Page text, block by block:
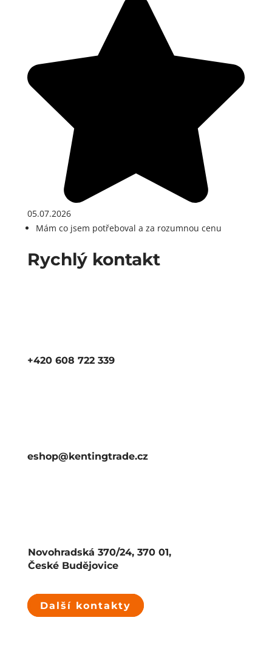
05.07.2026
Mám co jsem potřeboval a za rozumnou cenu
Rychlý kontakt
+420 608 722 339
eshop@kentingtrade.cz
Novohradská 370/24, 370 01,
České Budějovice
Další kontakty